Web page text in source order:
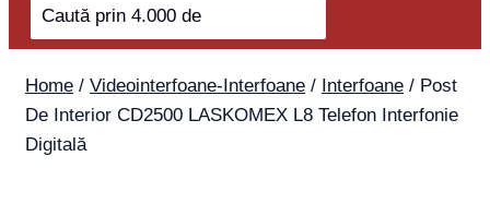
for:
Home / Videointerfoane-Interfoane / Interfoane / Post
De Interior CD2500 LASKOMEX L8 Telefon Interfonie
Digitală
Interfonie
Digitală
quantity